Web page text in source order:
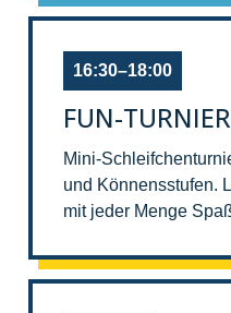
16:30–18:00
FUN-TURNIER
Mini-
und Könnensstufen.
mit jeder Menge